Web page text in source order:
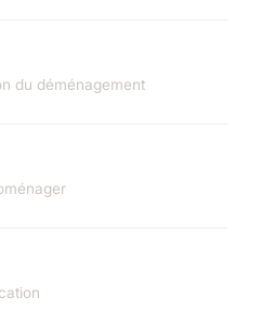
du déménagement